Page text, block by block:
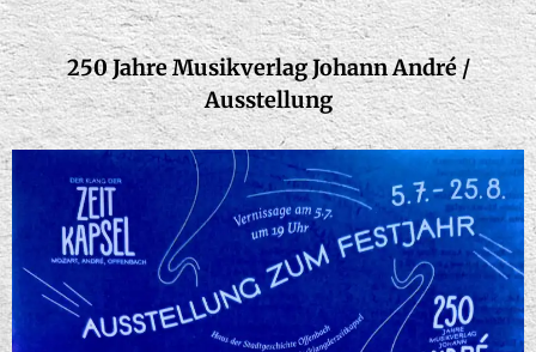
250 Jahre Musikverlag Johann André /
Ausstellung